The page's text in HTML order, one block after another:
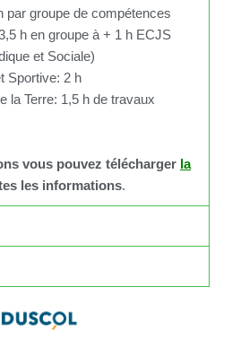
par groupe de compétences
h en groupe à + 1 h ECJS
et Sociale)
Sportive: 2 h
la Terre: 1,5 h de travaux
vous pouvez télécharger la
les informations.